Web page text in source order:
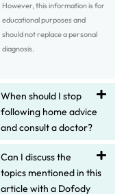
However, this information is for
educational purposes and
should not replace a personal
diagnosis.
When should I stop
following home advice
and consult a doctor?
Can I discuss the
topics mentioned in this
article with a Dofody